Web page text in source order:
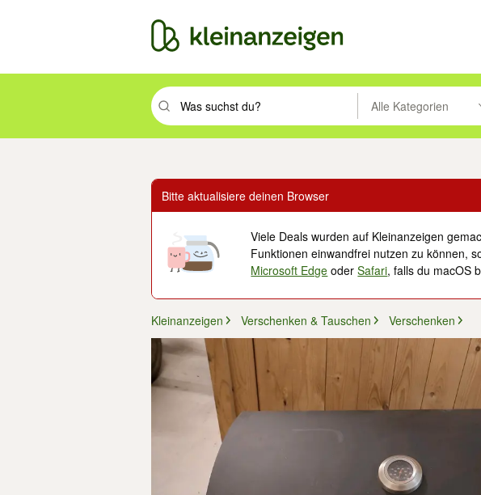
Suchbegriff eingeben. Eingabetaste drücken um zu suchen,
Alle Kategorien
Bitte aktualisiere deinen Browser
Viele Deals wurden auf Kleinanzeigen
Funktionen einwandfrei nutzen zu können,
Microsoft Edge oderSafari, falls du macOS
Kleinanzeigen Verschenken & Tauschen Verschenken